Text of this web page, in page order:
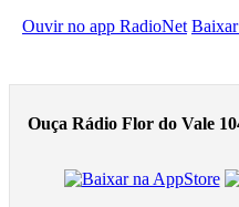
Ouvir no app RadioNet
Ouça Rádio Flor do Vale